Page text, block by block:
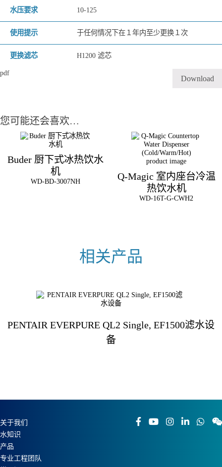
水压要求 10-125
使用提示 于任何情况下在１年内至少更换１次
更换滤芯 H1200 滤芯
pdf
Download
您可能还会喜欢…
Buder 厨下式冰热饮水
机
WD-BD-3007NH
Q-Magic 室内座台冷温
热饮水机
WD-16T-G-CWH2
PENTAIR EVERPURE QL2 Single, EF1500滤水设
备
关于我们
水知识
产品
专业工程团队